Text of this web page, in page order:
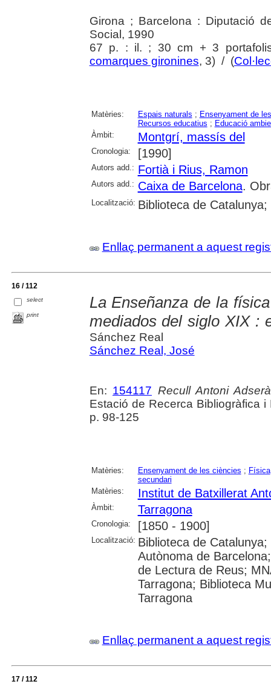
Girona ; Barcelona : Diputació
Social, 1990
67 p. : il. ; 30 cm + 3
comarques gironines, 3) / (
Matèries: Espais naturals ; Ensenyament de
Recursos educatius ; Educació
Àmbit:
Montgrí, massís del
Cronologia: [1990]
Autors add.: Fortià i Rius, Ramon
Autors add.: Caixa de Barcelona.
Localització: Biblioteca de
Enllaç permanent a aquest
16 / 112
select
print
La Enseñanza de la
mediados del siglo XIX :
Sánchez Real
Sánchez Real, José
En: 154117 Recull Antoni
Estació de Recerca Bibliogràfica
p. 98-125
Matèries: Ensenyament de les ciències ; Física
secundari
Matèries:
Institut de Batxillerat
Àmbit: Tarragona
Cronologia: [1850 - 1900]
Localització: Biblioteca de
Autònoma de
de Lectura de Reus;
Tarragona; Biblioteca
Tarragona
Enllaç permanent a aquest
17 / 112